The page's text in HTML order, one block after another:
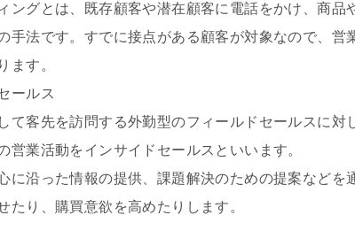
ングとは、既存顧客や潜在顧客に電話をかけ、商品
手法です。すでに接点がある顧客が対象なので、営
ます。
ールス
て客先を訪問する外勤型のフィールドセールスに対
営業活動をインサイドセールスといいます。
に沿った情報の提供、課題解決のための提案などを
たり、購買意欲を高めたりします。